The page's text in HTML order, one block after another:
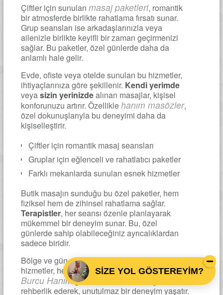
Çiftler için sunulan masaj paketleri, romantik
bir atmosferde birlikte rahatlama fırsatı sunar.
Grup seansları ise arkadaşlarınızla veya
ailenizle birlikte keyifli bir zaman geçirmenizi
sağlar. Bu paketler, özel günlerde daha da
anlamlı hale gelir.
Evde, ofiste veya otelde sunulan bu hizmetler,
ihtiyaçlarınıza göre şekillenir. Kendi yerimde
veyasizin yerinizdealınan masajlar, kişisel
konforunuzu artırır. Özelliklehanım masözler,
özel dokunuşlarıyla bu deneyimi daha da
kişiselleştirir.
Çiftler için romantik masaj seansları
Gruplar için eğlenceli ve rahatlatıcı paketler
Farklı mekanlarda sunulan esnek hizmetler
Butik masajın sunduğu bu özel paketler, hem
fiziksel hem de zihinsel rahatlama sağlar.
Terapistler, her seansı özenle planlayarak
mükemmel bir deneyim sunar. Bu, özel
günlerde sahip olabileceğiniz ayrıcalıklardan
sadece biridir.
Bölge ve gün gibi kriterlere göre sunulan bu
hizmetler, herkes için uygun bir seçenek sunar.
Burcu Hanımgibi uzmanlar, bu süreçte size
rehberlik ederek, unutulmaz bir deneyim yaşatır.
SİZE YOL GÖSTEREYİM?